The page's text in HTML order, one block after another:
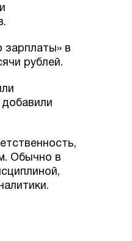
зарплаты» в
рублей.
Обычно в